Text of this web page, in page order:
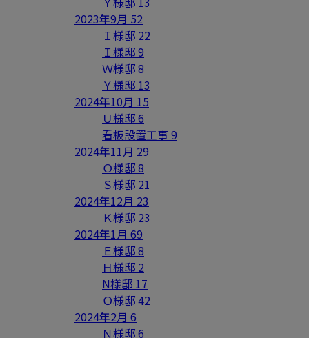
2023年9月 52
Ｉ様邸 22
Ｉ様邸9
Ｗ様邸8
Ｙ様邸 13
2024年10月 15
Ｕ様邸6
看板設置工事9
2024年11月 29
Ｏ様邸8
Ｓ様邸 21
2024年12月 23
Ｋ様邸 23
2024年1月 69
Ｅ様邸8
Ｈ様邸 2
N様邸 17
Ｏ様邸42
2024年2月 6
Ｎ様邸6